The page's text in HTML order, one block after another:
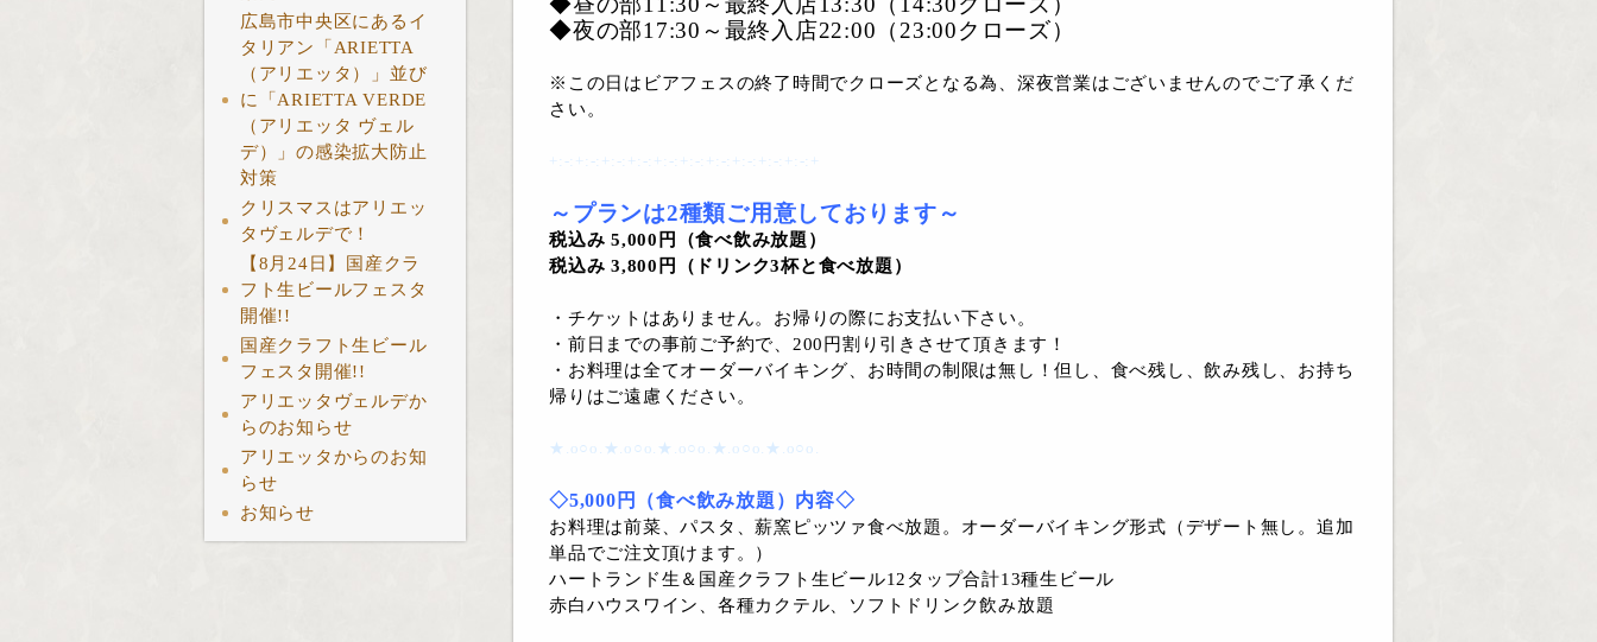
広島市中央区にあるイ
タリアン「ARIETTA
（アリエッタ）」並び
に「ARIETTA VERDE
（アリエッタ ヴェル
デ）」の感染拡大防止
対策
クリスマスはアリエッ
タヴェルデで！
【8月24日】国産クラ
フト生ビールフェスタ
開催!!
国産クラフト生ビール
フェスタ開催!!
アリエッタヴェルデか
らのお知らせ
アリエッタからのお知
らせ
お知らせ
◆夜の部17:30～最終入店22:00（23:00クローズ）
※この日はビアフェスの終了時間でクローズとなる為、深夜営業はございませんのでご了承くだ
さい。
+:-:+:-:+:-:+:-:+:-:+:-:+:-:+:-:+:-:+:-:+
～プランは2種類ご用意しております～
税込み 5,000円（食べ飲み放題）
税込み 3,800円（ドリンク3杯と食べ放題）
・チケットはありません。お帰りの際にお支払い下さい。
・前日までの事前ご予約で、200円割り引きさせて頂きます！
・お料理は全てオーダーバイキング、お時間の制限は無し！但し、食べ残し、飲み残し、お持ち
帰りはご遠慮ください。
★.o○o.★.o○o.★.o○o.★.o○o.★.o○o.
◇5,000円（食べ飲み放題）内容◇
お料理は前菜、パスタ、薪窯ピッツァ食べ放題。オーダーバイキング形式（デザート無し。追加
単品でご注文頂けます。）
ハートランド生＆国産クラフト生ビール12タップ合計13種生ビール
赤白ハウスワイン、各種カクテル、ソフトドリンク飲み放題